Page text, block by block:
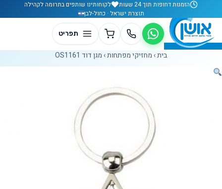
דלג לתוכןהזמנות דחופות תוך 24 שעות
לקוחותינו שותפים בתרומה לקהילה
תוצרת ישראל · כחול-לבן
בית› מחזיקי מפתחות› מגן דוד OS1161